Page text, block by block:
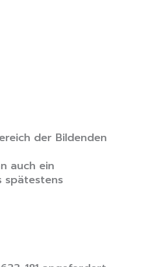
der Bildenden
auch ein
spätestens